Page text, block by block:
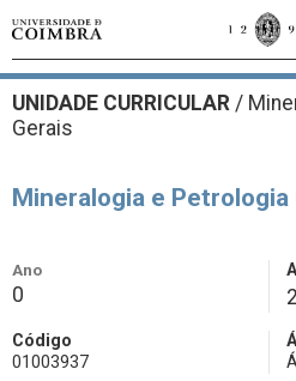
UNIDADE CURRICULAR /
Gerais
Mineralogia e Petrologia
Ano
0
Código
01003937